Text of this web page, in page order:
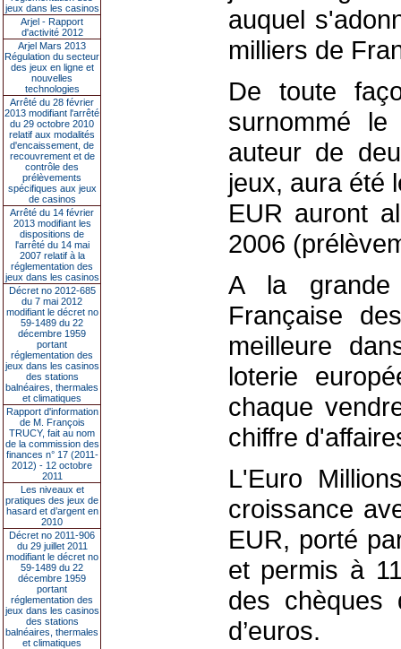
jeux dans les casinos
Arjel - Rapport
d'activité 2012
Arjel Mars 2013
Régulation du secteur
des jeux en ligne et
nouvelles
technologies
Arrêté du 28 février
2013 modifiant l'arrêté
du 29 octobre 2010
relatif aux modalités
d'encaissement, de
recouvrement et de
contrôle des
prélèvements
spécifiques aux jeux
de casinos
Arrêté du 14 février
2013 modifiant les
dispositions de
l'arrêté du 14 mai
2007 relatif à la
réglementation des
jeux dans les casinos
Décret no 2012-685
du 7 mai 2012
modifiant le décret no
59-1489 du 22
décembre 1959
portant
réglementation des
jeux dans les casinos
des stations
balnéaires, thermales
et climatiques
Rapport d'information
de M. François
TRUCY, fait au nom
de la commission des
finances n° 17 (2011-
2012) - 12 octobre
2011
Les niveaux et
pratiques des jeux de
hasard et d’argent en
2010
Décret no 2011-906
du 29 juillet 2011
modifiant le décret no
59-1489 du 22
décembre 1959
portant
réglementation des
jeux dans les casinos
des stations
balnéaires, thermales
et climatiques
auquel
milliers de
De toute
surnommé
auteur de
jeux, aura été
EUR auront
2006
A la
Française
meilleure
loterie
chaque
chiffre
L'Euro
croissance
EUR, porté
et permis à
des chèques
d’euros.